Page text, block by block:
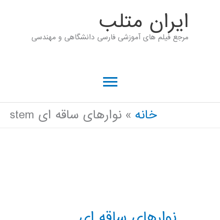
ايران متلب
مرجع فیلم های آموزشی فارسی دانشگاهی و مهندسی
فهرست
اصلی
خانه نوارهای ساقه ای stem